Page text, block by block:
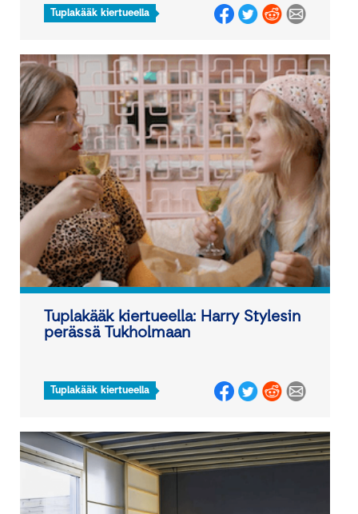
Tuplakääk kiertueella
Tuplakääk kiertueella: Harry Stylesin
perässä Tukholmaan
Tuplakääk kiertueella